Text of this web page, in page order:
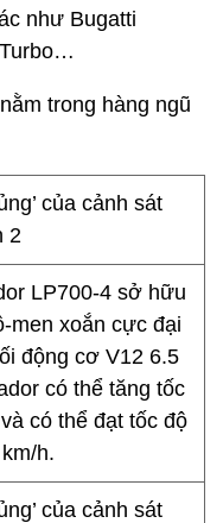
như Bugatti
trong hàng ngũ
LP700-4 sở hữu
men xoắn cực đại
động cơ V12 6.5
có thể tăng tốc
có thể đạt tốc độ
h.